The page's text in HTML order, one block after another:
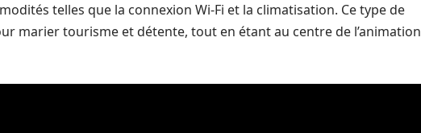
telles que la connexion Wi-Fi et la climatisation. Ce type de
marier tourisme et détente, tout en étant au centre de l’animation